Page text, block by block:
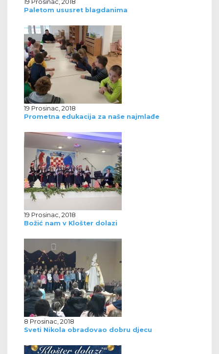
19 Prosinac, 2018
Paletom ususret blagdanima
19 Prosinac, 2018
Prometna edukacija za naše najmlađe
19 Prosinac, 2018
Božić nam v Klošter dolazi
8 Prosinac, 2018
Sveti Nikola obradovao dobru djecu